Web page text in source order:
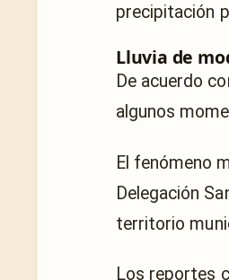
precipitación
Lluvia de
De acuerdo
algunos
El fenómeno
Delegación
territorio
Los reportes